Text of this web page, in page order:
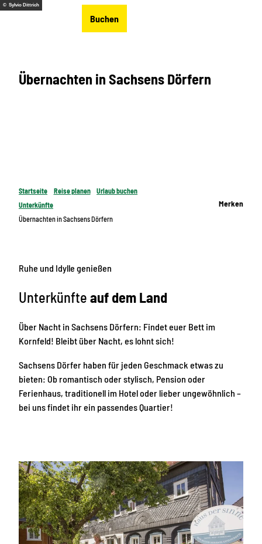
Z
Buchen
© Sylvio Dittrich
Übernachten in Sachsens Dörfern
Startseite Reise planen
Urlaub buchen
Unterkünfte
Übernachten in Sachsens Dörfern
Merken
Ruhe und Idylle genießen
Unterkünfte auf dem Land
Über Nacht in Sachsens Dörfern: Findet euer Bett im
Kornfeld! Bleibt über Nacht, es lohnt sich!
Sachsens Dörfer haben für jeden Geschmack etwas zu
bieten: Ob romantisch oder stylisch, Pension oder
Ferienhaus, traditionell im Hotel oder lieber ungewöhnlich –
bei uns findet ihr ein passendes Quartier!